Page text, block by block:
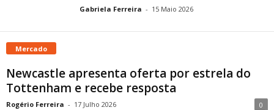
Gabriela Ferreira - 15 Maio 2026
Mercado
Newcastle apresenta oferta por estrela do
Tottenham e recebe resposta
Rogério Ferreira - 17 Julho 2026 0